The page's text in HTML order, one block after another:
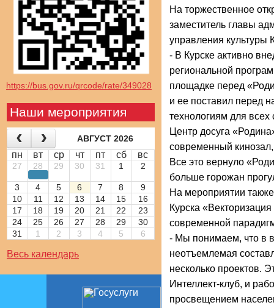
https://bus.gov.ru/qrcode/rate/349028
Наши мероприятия
АВГУСТ 2026
пн вт ср чт пт сб вс
27 28 29 30 31 1 2
3 4 5 6 7 8
9
10
11 12 13 14 15
16
17
18 19 20 21 22
23
24
25 26 27 28 29
30
31
1 2 3 4 5 6
Весь календарь
На торжественное
заместитель главы
управления культуры
- В Курске активно
региональной
площадке перед
и ее поставил перед
технологиям для
Центр досуга
современный
Все это вернуло
больше горожан
На мероприятии
Курска
современной
- Мы понимаем, что в
неотъемлемая
несколько проектов.
Интеллект-клуб, и
просвещением